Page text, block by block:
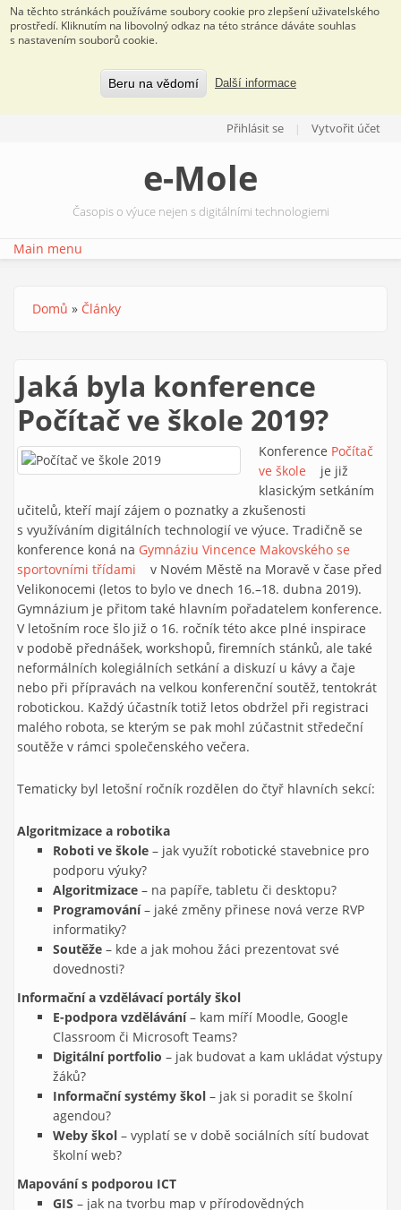
Na těchto stránkách používáme soubory cookie pro zlepšení uživatelského
prostředí. Kliknutím na libovolný odkaz na této stránce dáváte souhlas
s nastavením souborů cookie.
Beru na vědomí Další informace
Přihlásit se Vytvořit účet
e-Mole
Časopis o výuce nejen s digitálními technologiemi
Main menu
Jste zde
Domů » Články
Jaká byla konference
Počítač ve škole 2019?
Konference Počítač
ve škole (link is
external)
je již
klasickým setkáním
učitelů, kteří mají zájem o poznatky a zkušenosti
s využíváním digitálních technologií ve výuce. Tradičně se
konference koná na Gymnáziu Vincence Makovského se
sportovními třídami (link is external)
v Novém Městě na Moravě v čase před
Velikonocemi (letos to bylo ve dnech 16.–18. dubna 2019).
Gymnázium je přitom také hlavním pořadatelem konference.
V letošním roce šlo již o 16. ročník této akce plné inspirace
v podobě přednášek, workshopů, firemních stánků, ale také
neformálních kolegiálních setkání a diskuzí u kávy a čaje
nebo při přípravách na velkou konferenční soutěž, tentokrát
robotickou. Každý účastník totiž letos obdržel při registraci
malého robota, se kterým se pak mohl zúčastnit středeční
soutěže v rámci společenského večera.
Tematicky byl letošní ročník rozdělen do čtyř hlavních sekcí:
Algoritmizace a robotika
Roboti ve škole – jak využít robotické stavebnice pro
podporu výuky?
Algoritmizace – na papíře, tabletu či desktopu?
Programování– jaké změny přinese nová verze RVP
informatiky?
Soutěže – kde a jak mohou žáci prezentovat své
dovednosti?
Informační a vzdělávací portály škol
E-podpora vzdělávání– kam míří Moodle, Google
Classroom či Microsoft Teams?
Digitální portfolio – jak budovat a kam ukládat výstupy
žáků?
Informační systémy škol – jak si poradit se školní
agendou?
Weby škol – vyplatí se v době sociálních sítí budovat
školní web?
Mapování s podporou ICT
GIS – jak na tvorbu map v přírodovědných